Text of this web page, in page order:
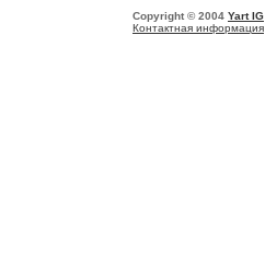
Copyright © 2004 Yart IG
Контактная информация